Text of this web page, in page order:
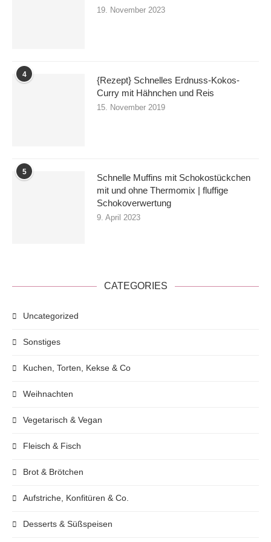
19. November 2023
4
{Rezept} Schnelles Erdnuss-Kokos-
Curry mit Hähnchen und Reis
15. November 2019
5
Schnelle Muffins mit Schokostückchen
mit und ohne Thermomix | fluffige
Schokoverwertung
9. April 2023
CATEGORIES
Uncategorized
Sonstiges
Kuchen, Torten, Kekse & Co
Weihnachten
Vegetarisch & Vegan
Fleisch & Fisch
Brot & Brötchen
Aufstriche, Konfitüren & Co.
Desserts & Süßspeisen